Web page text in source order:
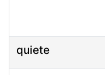
quiete